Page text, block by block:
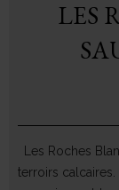
LES
Les Roches
terroirs